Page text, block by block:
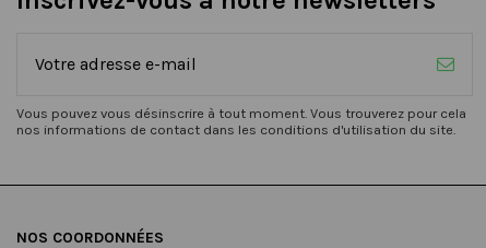
Vous pouvez vous désinscrire à tout moment. Vous trouverez pour cela
nos informations de contact dans les conditions d'utilisation du site.
NOS COORDONNÉES